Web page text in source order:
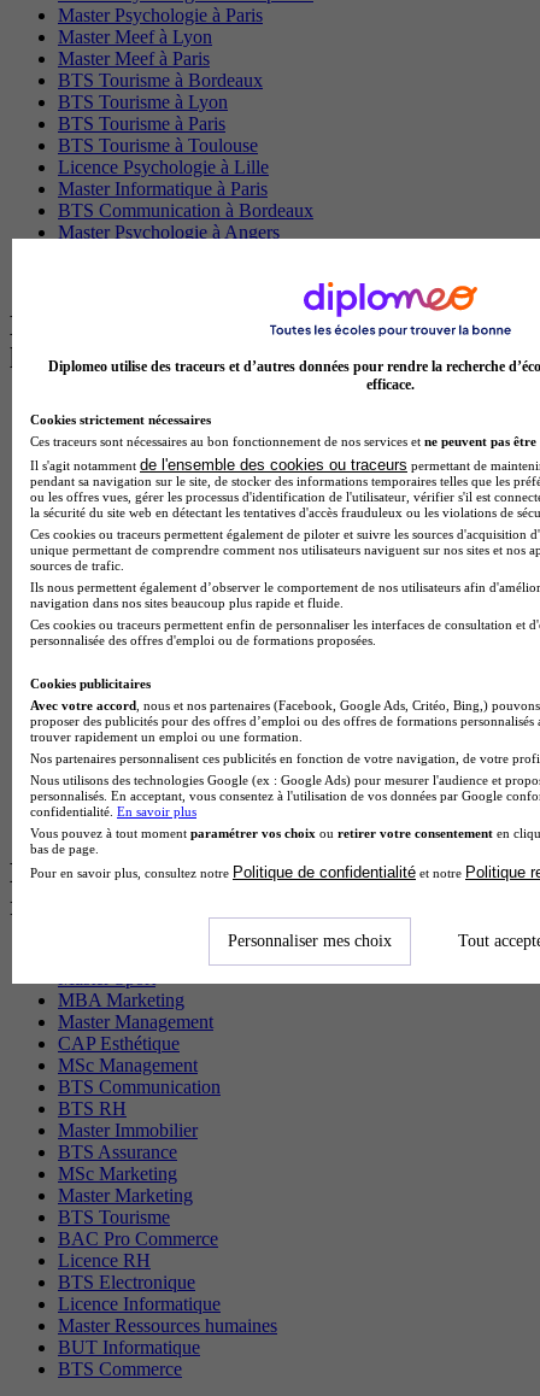
Master Psychologie à Paris
Master Meef à Lyon
Master Meef à Paris
BTS Tourisme à Bordeaux
BTS Tourisme à Lyon
BTS Tourisme à Paris
BTS Tourisme à Toulouse
Licence Psychologie à Lille
Master Informatique à Paris
BTS Communication à Bordeaux
Master Psychologie à Angers
Les intitulés de diplôme par alternance
les plus recherchés
BTS Dietetique en alternance
BTS Mco en alternance
BTS Pi en alternance
BTS Sp3s en alternance
Master CCA en alternance
BTS Ndrc en alternance
BTS Sam en alternance
Cap Fleuriste en alternance
BTS Sio en alternance
MSc Marketing Digital en alternance
BTS Gpme en alternance
BTS Gpn en alternance
BTS Domotique en alternance
BAC Pro Agora en alternance
BTS Sta en alternance
BTS Iris en alternance
BTS Tpl en alternance
BTS Ati en alternance
Les diplômes par filière les plus
recherchés
MBA Marketing
Master Management
CAP Esthétique
MSc Management
BTS Communication
BTS RH
Master Immobilier
BTS Assurance
MSc Marketing
Master Marketing
BTS Tourisme
BAC Pro Commerce
Licence RH
BTS Electronique
Licence Informatique
Master Ressources humaines
BUT Informatique
BTS Commerce
Diplomeo utilise des traceurs et d’autres données pour rendre la recherche
efficace.
Cookies strictement nécessaires
Ces traceurs sont nécessaires au bon fonctionnement de nos services et ne peuvent pas être
Il s'agit notamment de l'ensemble des cookies ou traceurs permettant de
pendant sa navigation sur le site, de stocker des informations temporaires telles que les
ou les offres vues, gérer les processus d'identification de l'utilisateur, vérifier s'il est
la sécurité du site web en détectant les tentatives d'accès frauduleux ou les violations de
Ces cookies ou traceurs permettent également de piloter et suivre les sources d'acquisition
unique permettant de comprendre comment nos utilisateurs naviguent sur nos sites et nos
sources de trafic.
Ils nous permettent également d’observer le comportement de nos utilisateurs afin
navigation dans nos sites beaucoup plus rapide et fluide.
Ces cookies ou traceurs permettent enfin de personnaliser les interfaces de consultation et
personnalisée des offres d'emploi ou de formations proposées.
Cookies publicitaires
Avec votre accord , nous et nos partenaires (Facebook, Google Ads, Critéo, Bing,)
proposer des publicités pour des offres d’emploi ou des offres de formations
trouver rapidement un emploi ou une formation.
Nos partenaires personnalisent ces publicités en fonction de votre navigation, de votre
Nous utilisons des technologies Google (ex : Google Ads) pour mesurer l'audience et
personnalisés. En acceptant, vous consentez à l'utilisation de vos données par Google
confidentialité. En savoir plus
Vous pouvez à tout moment paramétrer vos choix ou retirer votre consentement en
bas de page.
Pour en savoir plus, consultez notre Politique de confidentialité et notre Politique
Personnaliser mes choix Tout